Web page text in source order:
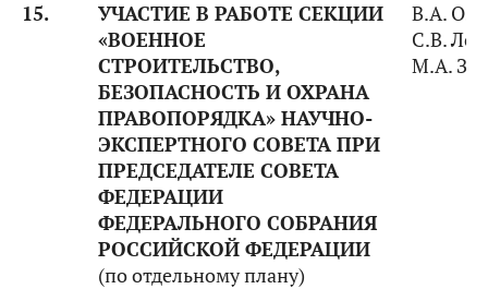
15.
УЧАСТИЕ В РАБОТЕ СЕКЦИИ
«ВОЕННОЕ
СТРОИТЕЛЬСТВО,
БЕЗОПАСНОСТЬ И ОХРАНА
ПРАВОПОРЯДКА» НАУЧНО-
ЭКСПЕРТНОГО СОВЕТА ПРИ
ПРЕДСЕДАТЕЛЕ СОВЕТА
ФЕДЕРАЦИИ
ФЕДЕРАЛЬНОГО СОБРАНИЯ
РОССИЙСКОЙ ФЕДЕРАЦИИ
(по отдельному плану)
В.А.
С.В.
М.А.